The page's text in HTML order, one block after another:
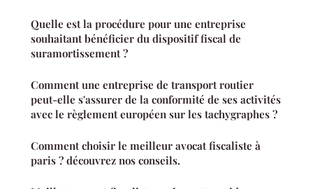
Quelle est la procédure pour une entreprise
souhaitant bénéficier du dispositif fiscal de
suramortissement ?
Comment une entreprise de transport routier
peut-elle s'assurer de la conformité de ses activités
avec le règlement européen sur les tachygraphes ?
Comment choisir le meilleur avocat fiscaliste à
paris ? découvrez nos conseils.